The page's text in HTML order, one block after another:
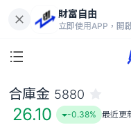
財富自由
立即使用APP，開
合庫金 5880
26.10 -0.38% 最近更